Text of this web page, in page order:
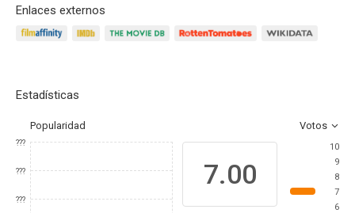
Enlaces externos
Estadísticas
Popularidad Votos
???
???
???
7.00
10
9
8
7
6